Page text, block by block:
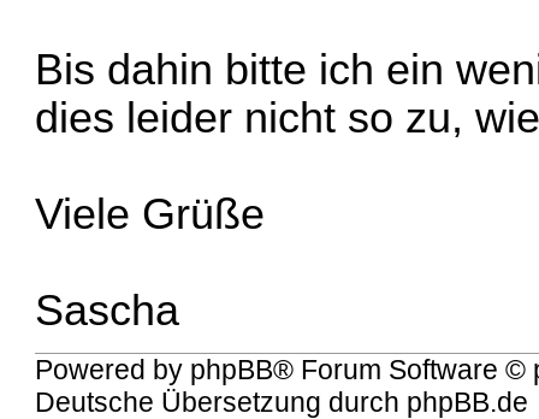
Bis dahin bitte ich ein
dies leider nicht so zu,
Viele Grüße
Sascha
Powered by phpBB® Forum Software ©
Deutsche Übersetzung durch phpBB.de